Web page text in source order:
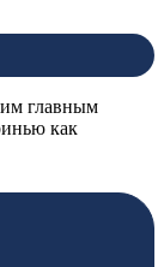
главным
как